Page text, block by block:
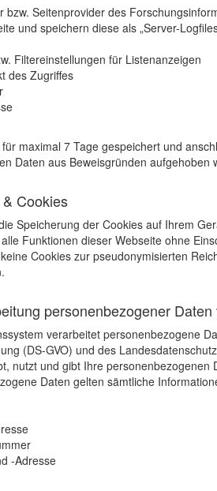
bzw. Seitenprovider des
und speichern diese als „Server-
Filtereinstellungen für Listenanzeigen
des Zugriffes
maximal 7 Tage gespeichert und
Daten aus Beweisgründen
Cookies
Speicherung der Cookies auf Ihrem
Funktionen dieser Webseite ohne
Cookies zur pseudonymisierten
personenbezogener
verarbeitet personenbezogene
(DS-GVO) und des
nutzt und gibt Ihre
Daten gelten sämtliche
-Adresse